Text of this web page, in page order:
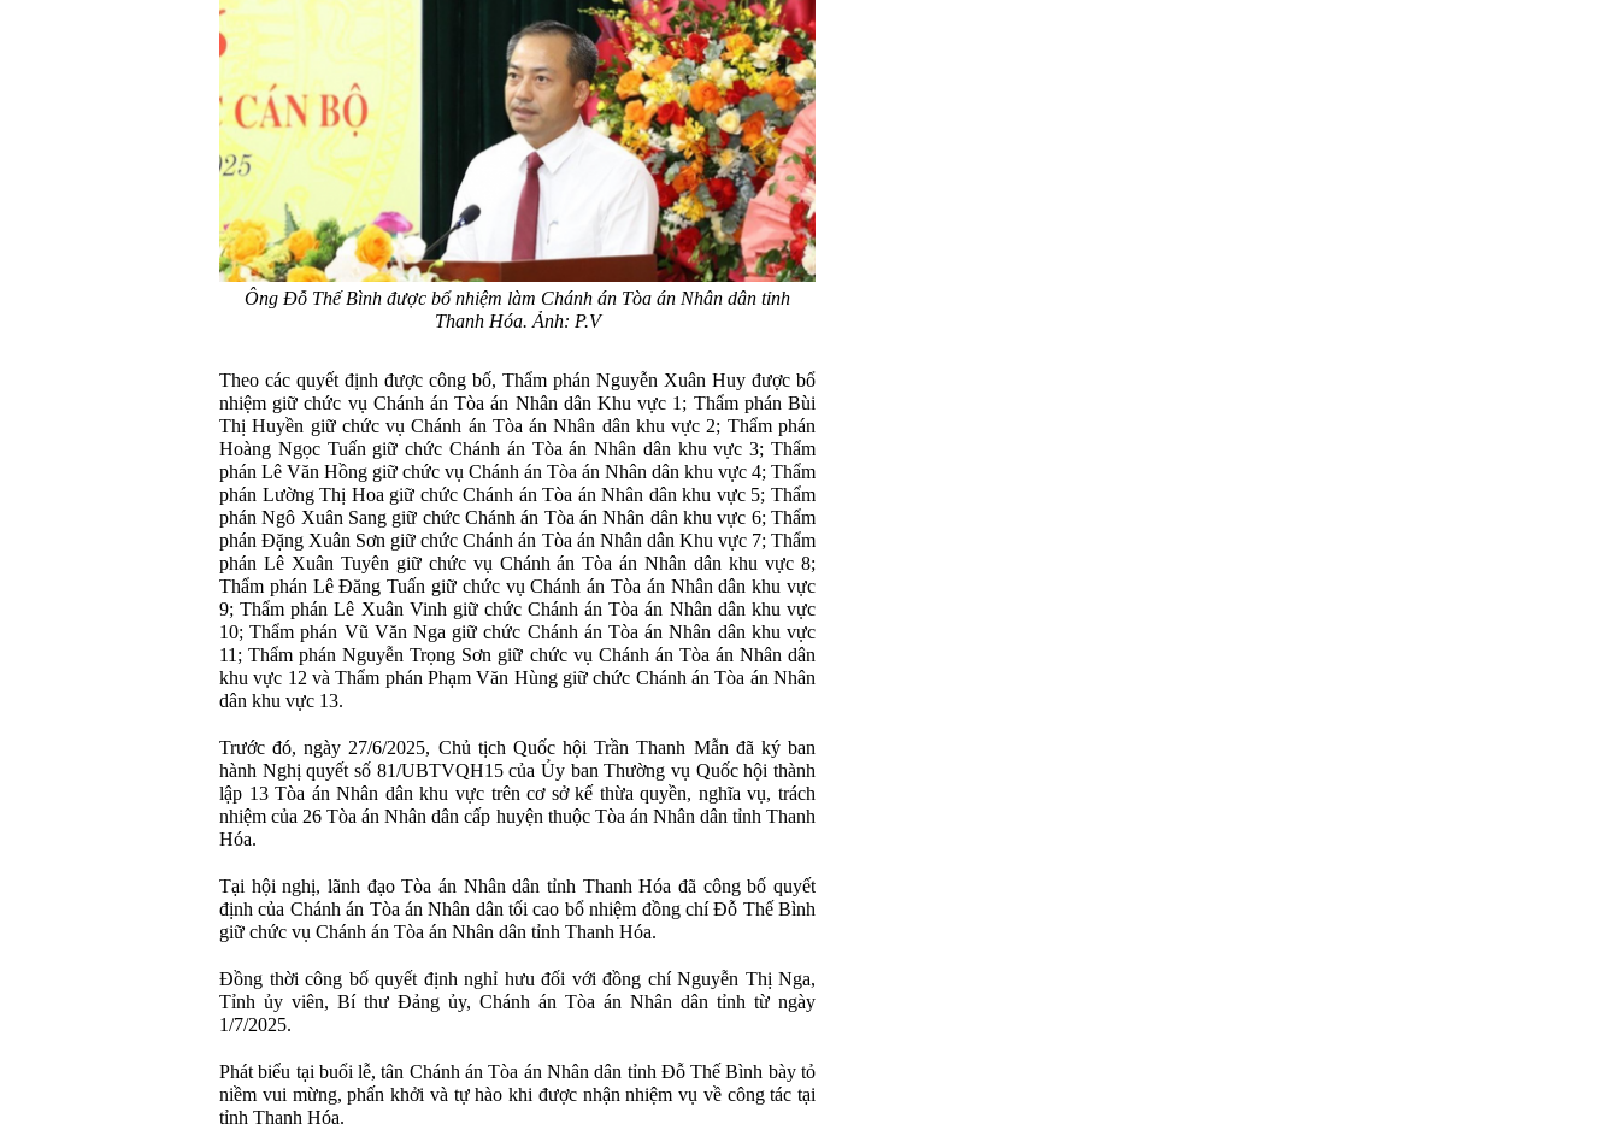
Ông Đỗ Thế Bình được bổ nhiệm làm Chánh án Tòa án Nhân dân tỉnh
Thanh Hóa. Ảnh: P.V
Theo các quyết định được công bố, Thẩm phán Nguyễn Xuân Huy được bổ
nhiệm giữ chức vụ Chánh án Tòa án Nhân dân Khu vực 1; Thẩm phán Bùi
Thị Huyền giữ chức vụ Chánh án Tòa án Nhân dân khu vực 2; Thẩm phán
Hoàng Ngọc Tuấn giữ chức Chánh án Tòa án Nhân dân khu vực 3; Thẩm
phán Lê Văn Hồng giữ chức vụ Chánh án Tòa án Nhân dân khu vực 4; Thẩm
phán Lường Thị Hoa giữ chức Chánh án Tòa án Nhân dân khu vực 5; Thẩm
phán Ngô Xuân Sang giữ chức Chánh án Tòa án Nhân dân khu vực 6; Thẩm
phán Đặng Xuân Sơn giữ chức Chánh án Tòa án Nhân dân Khu vực 7; Thẩm
phán Lê Xuân Tuyên giữ chức vụ Chánh án Tòa án Nhân dân khu vực 8;
Thẩm phán Lê Đăng Tuấn giữ chức vụ Chánh án Tòa án Nhân dân khu vực
9; Thẩm phán Lê Xuân Vinh giữ chức Chánh án Tòa án Nhân dân khu vực
10; Thẩm phán Vũ Văn Nga giữ chức Chánh án Tòa án Nhân dân khu vực
11; Thẩm phán Nguyễn Trọng Sơn giữ chức vụ Chánh án Tòa án Nhân dân
khu vực 12 và Thẩm phán Phạm Văn Hùng giữ chức Chánh án Tòa án Nhân
dân khu vực 13.
Trước đó, ngày 27/6/2025, Chủ tịch Quốc hội Trần Thanh Mẫn đã ký ban
hành Nghị quyết số 81/UBTVQH15 của Ủy ban Thường vụ Quốc hội thành
lập 13 Tòa án Nhân dân khu vực trên cơ sở kế thừa quyền, nghĩa vụ, trách
nhiệm của 26 Tòa án Nhân dân cấp huyện thuộc Tòa án Nhân dân tỉnh Thanh
Hóa.
Tại hội nghị, lãnh đạo Tòa án Nhân dân tỉnh Thanh Hóa đã công bố quyết
định của Chánh án Tòa án Nhân dân tối cao bổ nhiệm đồng chí Đỗ Thế Bình
giữ chức vụ Chánh án Tòa án Nhân dân tỉnh Thanh Hóa.
Đồng thời công bố quyết định nghỉ hưu đối với đồng chí Nguyễn Thị Nga,
Tỉnh ủy viên, Bí thư Đảng ủy, Chánh án Tòa án Nhân dân tỉnh từ ngày
1/7/2025.
Phát biểu tại buổi lễ, tân Chánh án Tòa án Nhân dân tỉnh Đỗ Thế Bình bày tỏ
niềm vui mừng, phấn khởi và tự hào khi được nhận nhiệm vụ về công tác tại
tỉnh Thanh Hóa.